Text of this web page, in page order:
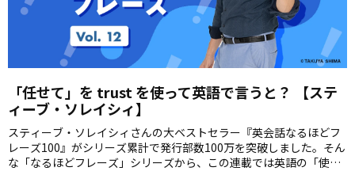
「任せて」を trust を使って英語で言うと？ 【ステ
ィーブ・ソレイシィ】
スティーブ・ソレイシィさんの大ベストセラー『英会話なるほどフ
レーズ100』がシリーズ累計で発行部数100万を突破しました。そん
な「なるほどフレーズ」シリーズから、この連載では英語の「使え